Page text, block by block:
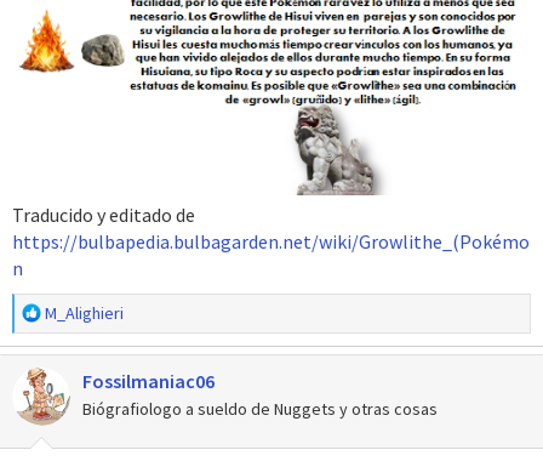
Traducido y editado de
https://bulbapedia.bulbagarden.net/wiki/Growlithe_(Pokémo
n
R
e
a
c
c
i
o
M_Alighieri
Fossilmaniac06
Biógrafiologo a sueldo de Nuggets y otras cosas